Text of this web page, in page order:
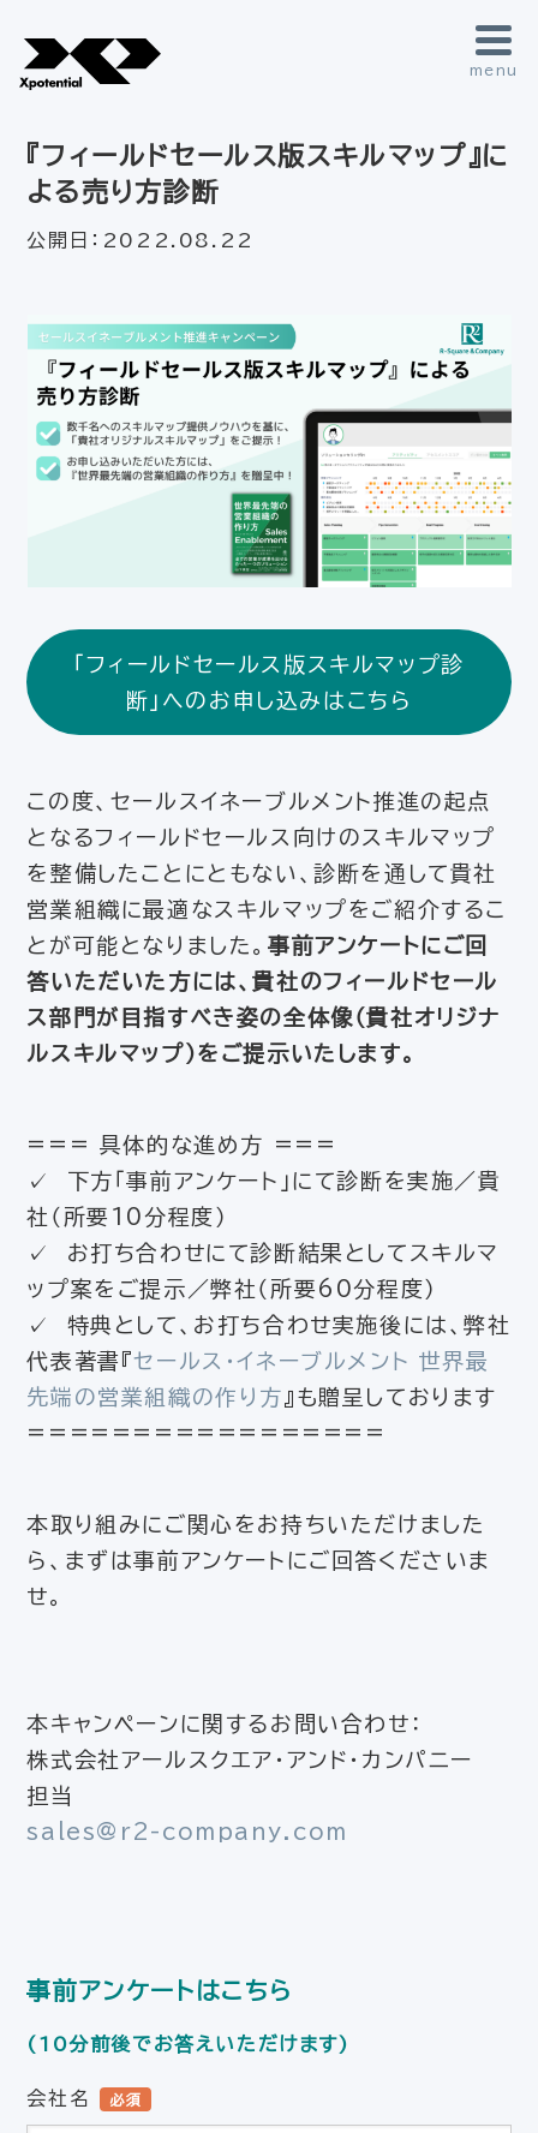
menu
『フィールドセールス版スキルマップ』に
よる売り方診断
公開日： 2022.08.22
「フィールドセールス版スキルマップ診
断」へのお申し込みはこちら
この度、セールスイネーブルメント推進の起点
となるフィールドセールス向けのスキルマップ
を整備したことにともない、診断を通して貴社
営業組織に最適なスキルマップをご紹介するこ
とが可能となりました。事前アンケートにご回
答いただいた方には、貴社のフィールドセール
ス部門が目指すべき姿の全体像（貴社オリジナ
ルスキルマップ）をご提示いたします。
=== 具体的な進め方 ===
✓ 下方「事前アンケート」にて診断を実施／貴
社（所要10分程度）
✓ お打ち合わせにて診断結果としてスキルマ
ップ案をご提示／弊社（所要60分程度）
✓ 特典として、お打ち合わせ実施後には、弊社
代表著書『セールス・イネーブルメント 世界最
先端の営業組織の作り方 』も贈呈しております
=================
本取り組みにご関心をお持ちいただけました
ら、まずは事前アンケートにご回答くださいま
せ。
本キャンペーンに関するお問い合わせ：
株式会社アールスクエア・アンド・カンパニー
担当
sales@r2-company.com
事前アンケートはこちら
(10分前後でお答えいただけます)
会社名 必須